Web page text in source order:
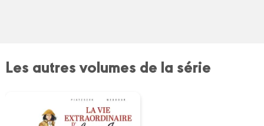
Les autres volumes de la série